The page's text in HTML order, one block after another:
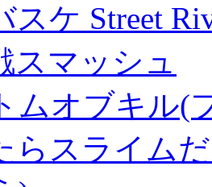
スケ Street
スマッシュ
ムオブキル(
らスライム